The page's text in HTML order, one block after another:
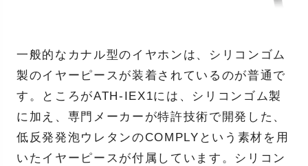
一般的なカナル型のイヤホンは、シリコンゴム
製のイヤーピースが装着されているのが普通で
す。ところがATH-IEX1には、シリコンゴム製
に加え、専門メーカーが特許技術で開発した、
低反発発泡ウレタンのCOMPLYという素材を用
いたイヤーピースが付属しています。シリコン